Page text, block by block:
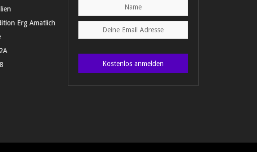
Erg Amatlich
Kostenlos anmelden